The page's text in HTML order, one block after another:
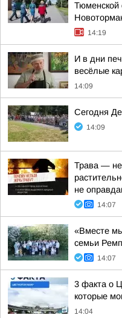
Тюменской
14:19
И в дни
весёлые
14:09
Сегодня
14:09
Трава — не
не
14:07
«Вместе
семьи
14:07
3 факта о
которые
14:04